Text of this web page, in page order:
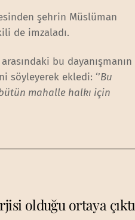
şehrin Müslüman
de imzaladı.
bu dayanışmanın
ekledi: ‘’Bu
mahalle halkı için
olduğu ortaya çıktı